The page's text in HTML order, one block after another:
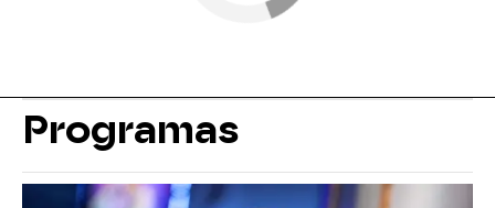
Programas